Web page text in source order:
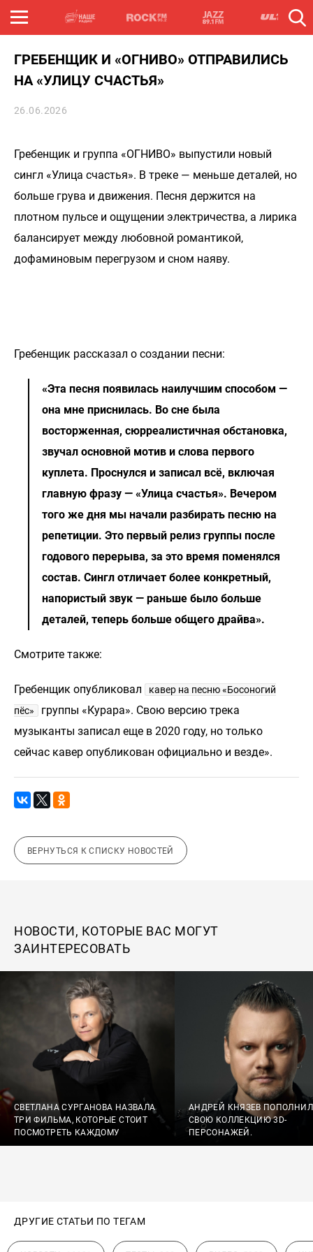
ГРЕБЕНЩИК И «ОГНИВО» ОТПРАВИЛИСЬ
НА «УЛИЦУ СЧАСТЬЯ»
26.06.2026
Гребенщик и группа «ОГНИВО» выпустили новый
сингл «Улица счастья». В треке — меньше деталей, но
больше грува и движения. Песня держится на
плотном пульсе и ощущении электричества, а лирика
балансирует между любовной романтикой,
дофаминовым перегрузом и сном наяву.
Гребенщик рассказал о создании песни:
«Эта песня появилась наилучшим способом —
она мне приснилась. Во сне была
восторженная, сюрреалистичная обстановка,
звучал основной мотив и слова первого
куплета. Проснулся и записал всё, включая
главную фразу — «Улица счастья». Вечером
того же дня мы начали разбирать песню на
репетиции. Это первый релиз группы после
годового перерыва, за это время поменялся
состав. Сингл отличает более конкретный,
напористый звук — раньше было больше
деталей, теперь больше общего драйва».
Смотрите также:
Гребенщик опубликовал
кавер на песню «Босоногий
пёс»
группы «Курара». Свою версию трека
музыканты записал еще в 2020 году, но только
сейчас кавер опубликован официально и везде».
ВЕРНУТЬСЯ К СПИСКУ НОВОСТЕЙ
НОВОСТИ, КОТОРЫЕ ВАС МОГУТ
ЗАИНТЕРЕСОВАТЬ
СВЕТЛАНА СУРГАНОВА НАЗВАЛА
ТРИ ФИЛЬМА, КОТОРЫЕ СТОИТ
ПОСМОТРЕТЬ КАЖДОМУ
АНДРЕЙ КНЯЗЕВ ПОПОЛНИЛ
СВОЮ КОЛЛЕКЦИЮ 3D-
ПЕРСОНАЖЕЙ.
ДРУГИЕ СТАТЬИ ПО ТЕГАМ